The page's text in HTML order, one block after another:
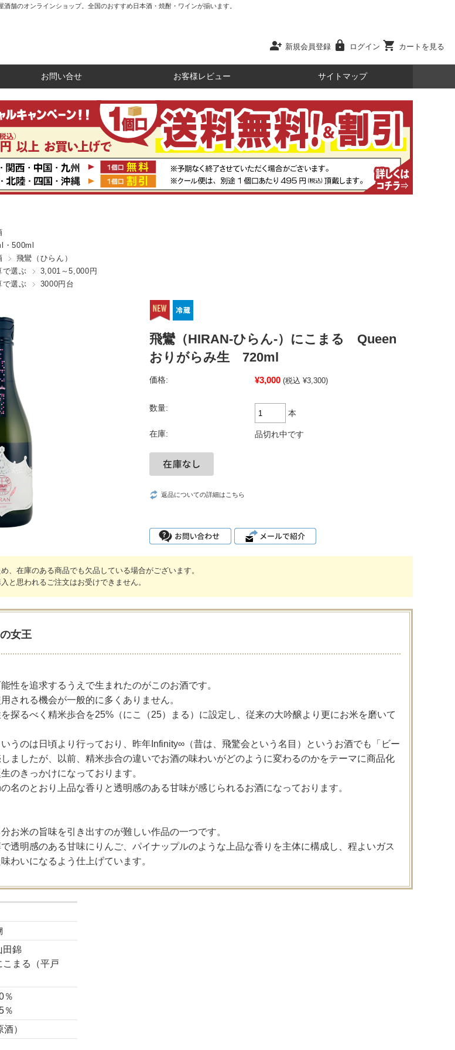
舗のオンラインショップ。全国のおすすめ日本酒・焼酎・ワインが揃います。
person_add 新規会員登録 lock ログイン shopping_cart カートを見る
お問い合せ お客様レビュー サイトマップ
・500ml
飛鸞（ひらん）
で選ぶ
3,001～5,000円
で選ぶ 3000円台
飛鸞（HIRAN-ひらん-）にこまる Queen
おりがらみ生 720ml
価格: ¥3,000 (税込 ¥3,300)
数量:
本
在庫: 品切れ中です
返品についての詳細はこちら
、在庫のある商品でも欠品している場合がございます。
と思われるご注文はお受けできません。
女王
性を追求するうえで生まれたのがこのお酒です。
される機会が一般的に多くありません。
探るべく精米歩合を25%（にこ（25）まる）に設定し、従来の大吟醸より更にお米を磨いて
うのは日頃より行っており、昨年Infinity∞（昔は、飛驚会という名目）というお酒でも「ビー
ましたが、以前、精米歩合の違いでお酒の味わいがどのように変わるのかをテーマに商品化
のきっかけになっております。
名のとおり上品な香りと透明感のある甘味が感じられるお酒になっております。
お米の旨味を引き出すのが難しい作品の一つです。
透明感のある甘味にりんご、パイナップルのような上品な香りを主体に構成し、程よいガス
わいになるよう仕上げています。
田錦
こまる（平戸
％
％
）